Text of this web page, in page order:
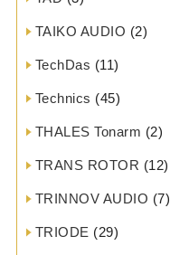
TAIKO AUDIO (2)
TechDas (11)
Technics (45)
THALES Tonarm (2)
TRANS ROTOR (12)
TRINNOV AUDIO (7)
TRIODE (29)